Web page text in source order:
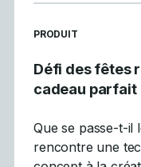
READ MORE ARTICLES
PRODUIT
Défi des fêtes
cadeau parfait
Que se passe-t-il
rencontre une